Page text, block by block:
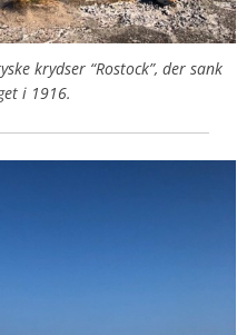
krydser “Rostock”, der sank
i 1916.